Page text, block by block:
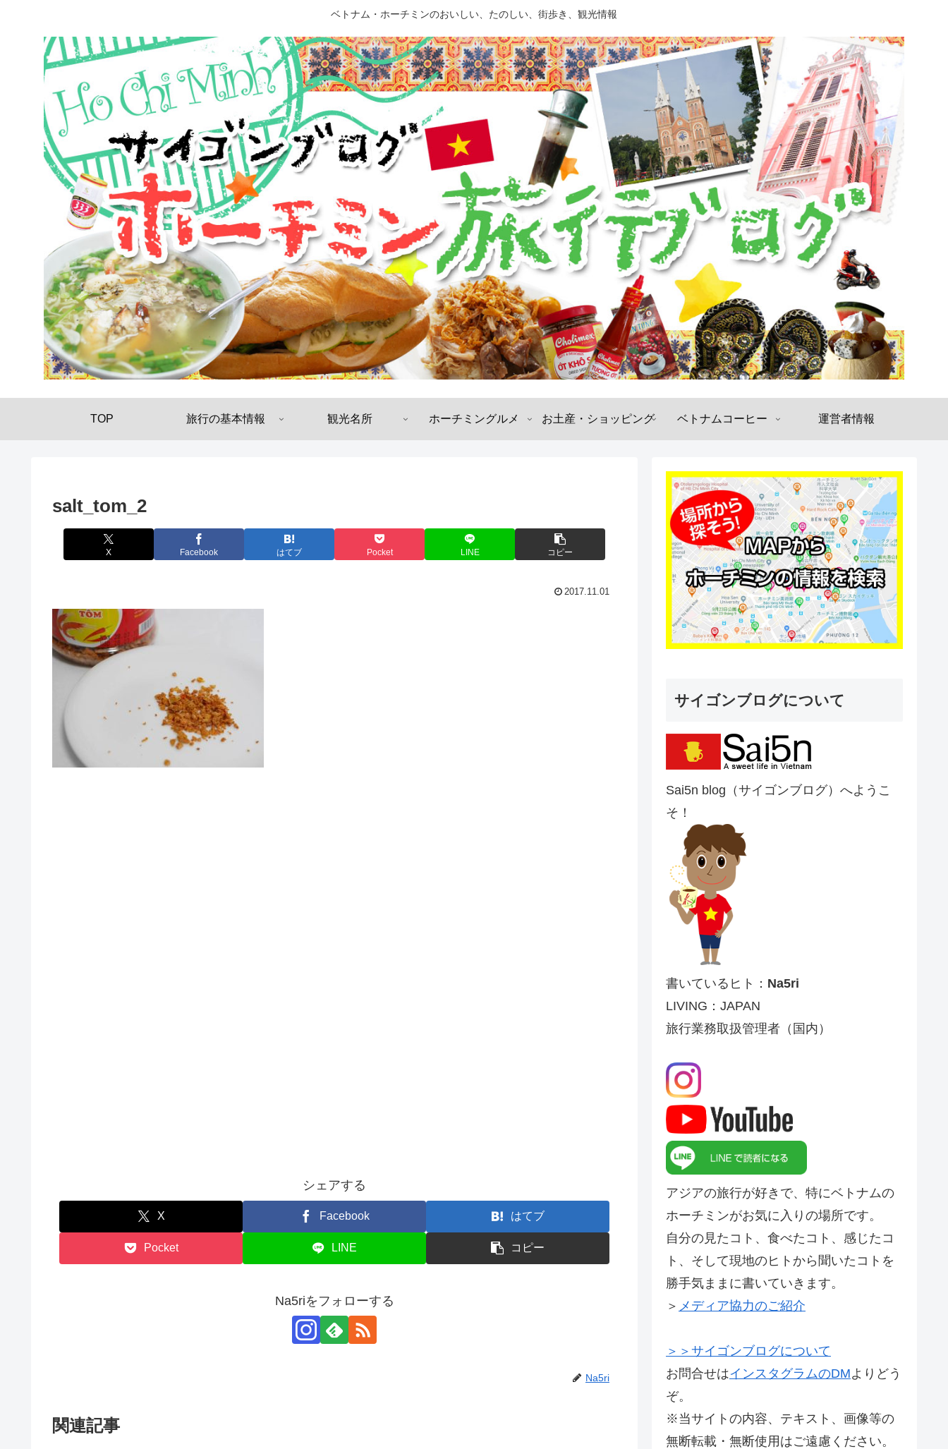
ベトナム・ホーチミンのおいしい、たのしい、街歩き、観光情報
TOP 旅行の基本情報 観光名所 ホーチミングルメ お土産・ショッピング ベトナムコーヒー 運営者情報
salt_tom_2
X Facebook はてブ Pocket LINE コピー
2017.11.01
シェアする
X Facebook はてブ
Pocket LINE コピー
Na5riをフォローする
Na5ri
関連記事
サイゴンブログについて
Sai5n blog（サイゴンブログ）へようこ
そ！
書いているヒト： Na5ri
LIVING：JAPAN
旅行業務取扱管理者（国内）
アジアの旅行が好きで、特にベトナムの
ホーチミンがお気に入りの場所です。
自分の見たコト、食べたコト、感じたコ
ト、そして現地のヒトから聞いたコトを
勝手気ままに書いていきます。
＞ メディア協力のご紹介
＞＞サイゴンブログについて
お問合せはインスタグラムのDMよりどう
ぞ。
※当サイトの内容、テキスト、画像等の
無断転載・無断使用はご遠慮ください。